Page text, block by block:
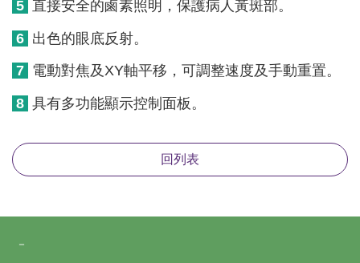
5 直接安全的鹵素照明，保護病人黃斑部。
6 出色的眼底反射。
7 電動對焦及XY軸平移，可調整速度及手動重置。
8 具有多功能顯示控制面板。
回列表
－